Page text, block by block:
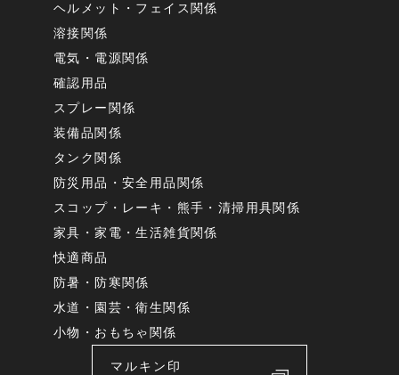
ヘルメット・フェイス関係
溶接関係
電気・電源関係
確認用品
スプレー関係
装備品関係
タンク関係
防災用品・安全用品関係
スコップ・レーキ・熊手・清掃用具関係
家具・家電・生活雑貨関係
快適商品
防暑・防寒関係
水道・園芸・衛生関係
小物・おもちゃ関係
マルキン印